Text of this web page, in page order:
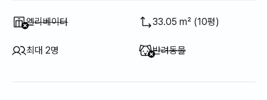
이용 불가:
엘리베이터 33.05 m² (10평)
최대 2명 이용 불가
반려동물